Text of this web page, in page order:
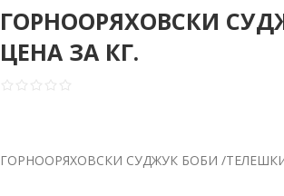
ГОРНООРЯХОВСКИ
ЦЕНА ЗА КГ.
ГОРНООРЯХОВСКИ СУДЖУК БОБИ /